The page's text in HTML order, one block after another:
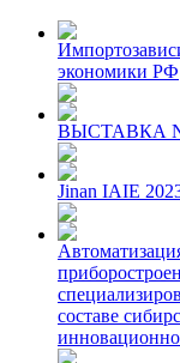
экономики РФ
ВЫСТАВКА
Jinan IAIE
составе